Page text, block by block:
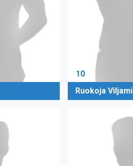
10
Ruokoja Viljami